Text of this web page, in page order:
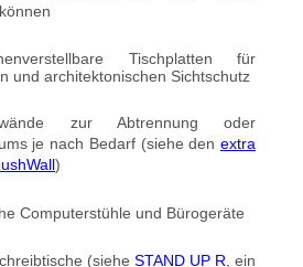
Tischplatten für
und architektonischen Sichtschutz
zur Abtrennung oder
je nach Bedarf (siehe den extra
)
Computerstühle und Bürogeräte
(siehe STAND UP R , ein